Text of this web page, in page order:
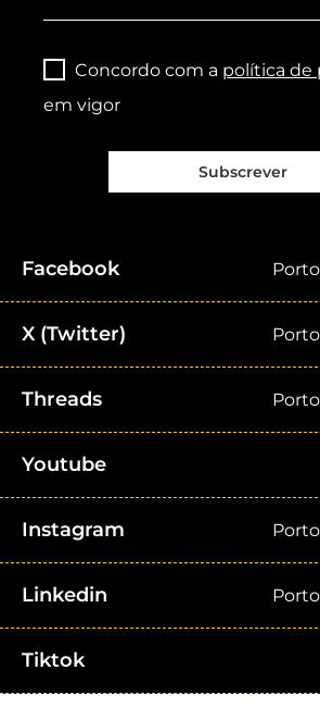
Concordo com a política de
em vigor
Subscrever
Facebook Porto
X (Twitter) Porto
Threads Porto
Youtube
Instagram Porto
Linkedin Porto
Tiktok